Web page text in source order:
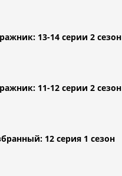
13-14 серии 2 сезон
11-12 серии 2 сезон
12 серия 1 сезон